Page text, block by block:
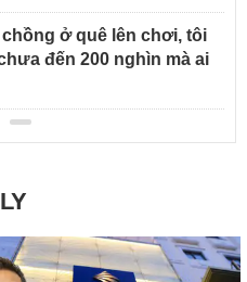
ở quê lên chơi, tôi
đến 200 nghìn mà ai